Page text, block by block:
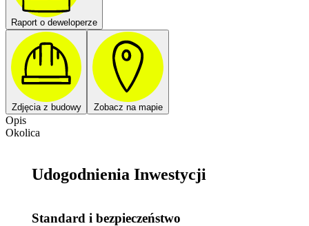
Raport o deweloperze
Zdjęcia z budowy Zobacz na mapie
Opis
Okolica
Udogodnienia Inwestycji
Standard i bezpieczeństwo